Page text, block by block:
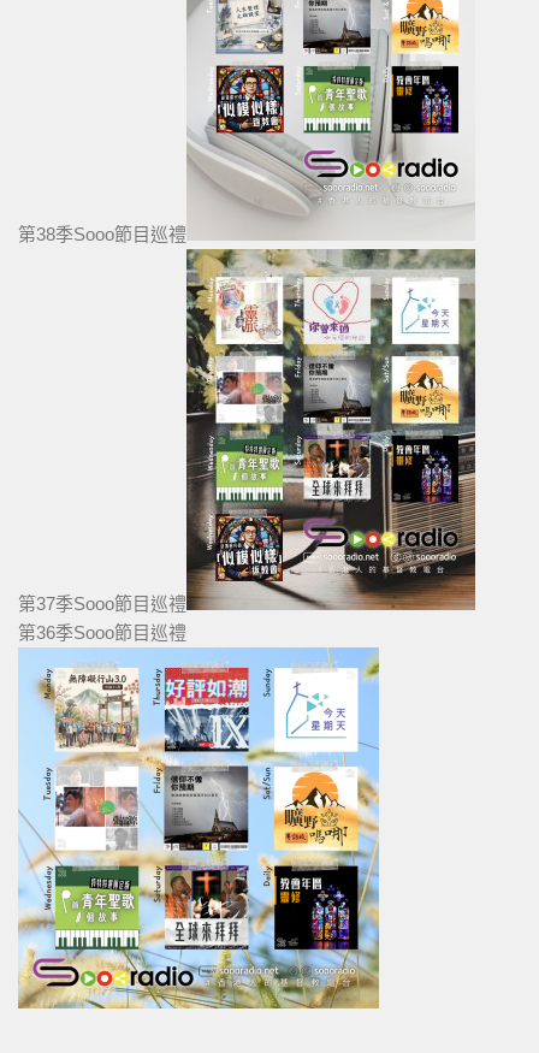
第38季Sooo節目巡禮
第37季Sooo節目巡禮
第36季Sooo節目巡禮